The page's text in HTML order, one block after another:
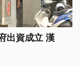
出資成立 漢